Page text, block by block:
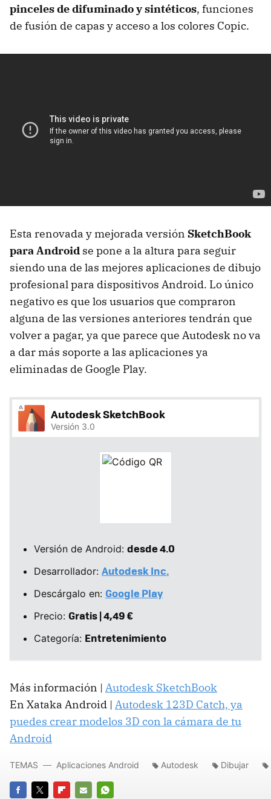
pinceles de difuminado y sintéticos, funciones
de fusión de capas y acceso a los colores Copic.
Esta renovada y mejorada versión SketchBook
para Android se pone a la altura para seguir
siendo una de las mejores aplicaciones de dibujo
profesional para dispositivos Android. Lo único
negativo es que los usuarios que compraron
alguna de las versiones anteriores tendrán que
volver a pagar, ya que parece que Autodesk no va
a dar más soporte a las aplicaciones ya
eliminadas de Google Play.
Autodesk SketchBook
Versión 3.0
Versión de Android: desde 4.0
Desarrollador: Autodesk Inc.
Descárgalo en: Google Play
Precio: Gratis | 4,49 €
Categoría: Entretenimiento
Más información | Autodesk SketchBook
En Xataka Android | Autodesk 123D Catch, ya
puedes crear modelos 3D con la cámara de tu
Android
TEMAS Aplicaciones Android Autodesk Dibujar